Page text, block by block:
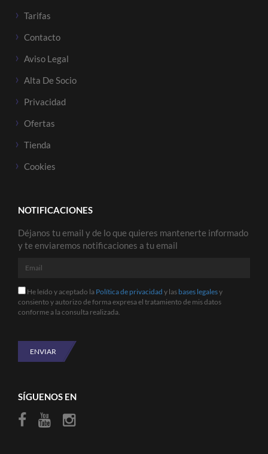
Tarifas
Contacto
Aviso Legal
Alta De Socio
Privacidad
Ofertas
Tienda
Cookies
NOTIFICACIONES
Déjanos tu email y de lo que quieres mantenerte informado
y te enviaremos notificaciones a tu email
Email
He
leído
Política
de
legales
consiento
He leído y aceptado la Política de privacidad y las bases legalesy
consiento y autorizo de forma expresa el tratamiento de mis datos
conforme a la consulta realizada.
ENVIAR
SÍGUENOS EN